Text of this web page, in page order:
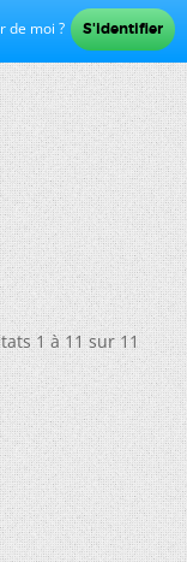
de moi ?
1 à 11 sur 11